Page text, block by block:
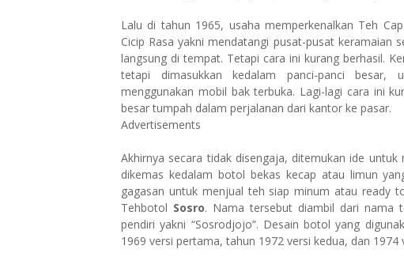
Lalu di tahun 1965, usaha memperkenalkan Teh
Cicip Rasa yakni mendatangi pusat-pusat keramaian
langsung di tempat. Tetapi cara ini kurang berhasil.
tetapi dimasukkan kedalam panci-panci besar,
menggunakan mobil bak terbuka. Lagi-lagi cara ini
besar tumpah dalam perjalanan dari kantor ke pasar.
Advertisements
Akhirnya secara tidak disengaja, ditemukan ide
dikemas kedalam botol bekas kecap atau limun
gagasan untuk menjual teh siap minum atau ready
Tehbotol Sosro. Nama tersebut diambil dari nama
pendiri yakni “Sosrodjojo”. Desain botol yang
1969 versi pertama, tahun 1972 versi kedua, dan 1974